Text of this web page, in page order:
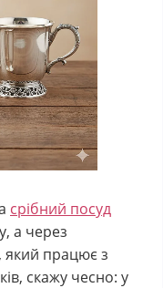
срібний посуд
а через
який працює з
скажу чесно: у